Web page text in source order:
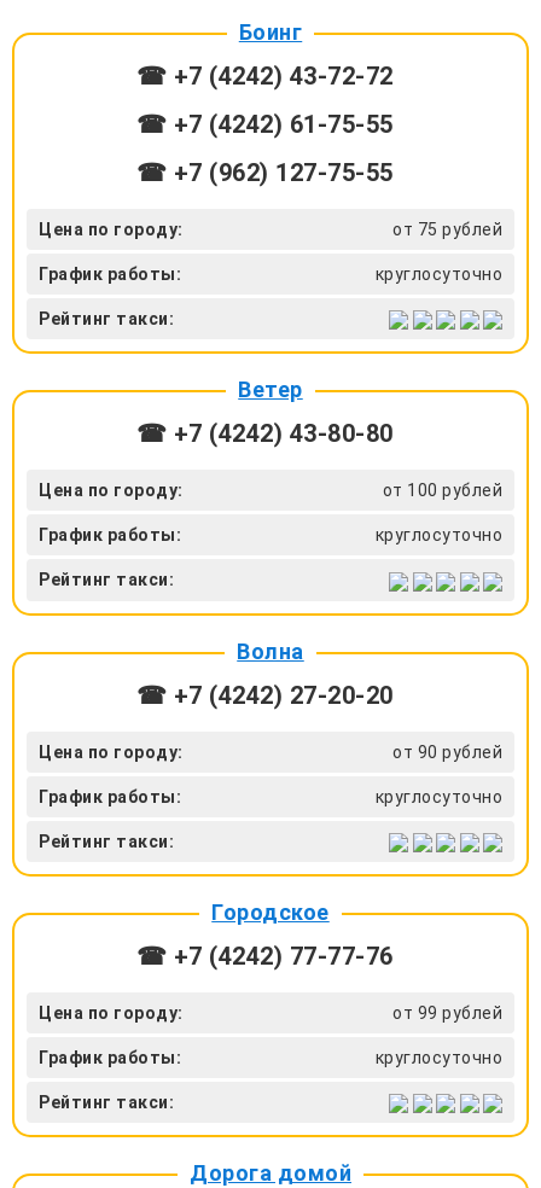
Боинг
☎ +7 (4242) 43‑72-72
☎ +7 (4242) 61‑75-55
☎ +7 (962) 127‑75-55
Цена по городу: от 75 рублей
График работы: круглосуточно
Рейтинг такси:
Ветер
☎ +7 (4242) 43-80-80
Цена по городу: от 100 рублей
График работы: круглосуточно
Рейтинг такси:
Волна
☎ +7 (4242) 27‑20-20
Цена по городу: от 90 рублей
График работы: круглосуточно
Рейтинг такси:
Городское
☎ +7 (4242) 77-77-76
Цена по городу: от 99 рублей
График работы: круглосуточно
Рейтинг такси:
Дорога домой